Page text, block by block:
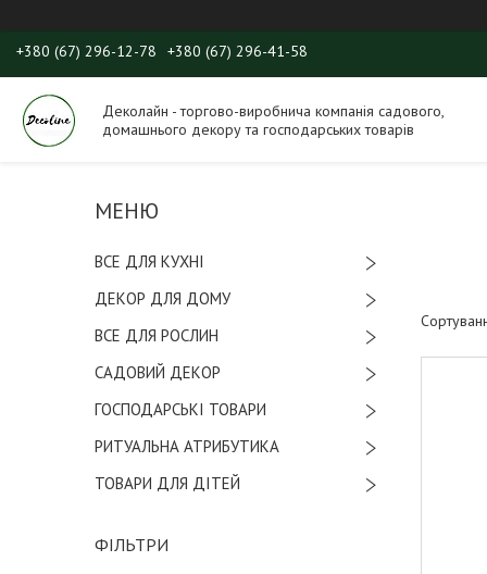
+380 (67) 296-12-78 +380 (67) 296-41-58
Деколайн - торгово-виробнича компанія садового,
домашнього декору та господарських товарів
ВСЕ ДЛЯ КУХНІ
ДЕКОР ДЛЯ ДОМУ
ВСЕ ДЛЯ РОСЛИН
САДОВИЙ ДЕКОР
ГОСПОДАРСЬКІ ТОВАРИ
РИТУАЛЬНА АТРИБУТИКА
ТОВАРИ ДЛЯ ДІТЕЙ
ФІЛЬТРИ